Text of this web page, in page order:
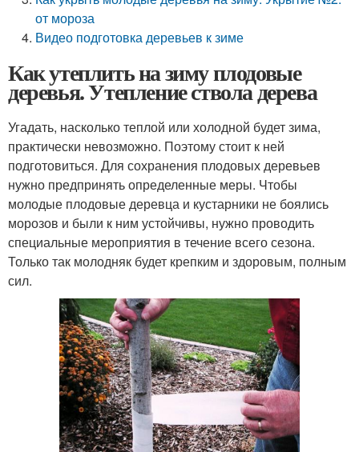
от мороза
Видео подготовка деревьев к зиме
Как утеплить на зиму плодовые
деревья. Утепление ствола дерева
Угадать, насколько теплой или холодной будет зима,
практически невозможно. Поэтому стоит к ней
подготовиться. Для сохранения плодовых деревьев
нужно предпринять определенные меры. Чтобы
молодые плодовые деревца и кустарники не боялись
морозов и были к ним устойчивы, нужно проводить
специальные мероприятия в течение всего сезона.
Только так молодняк будет крепким и здоровым, полным
сил.